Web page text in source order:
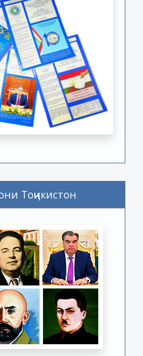
Тоҷикистон